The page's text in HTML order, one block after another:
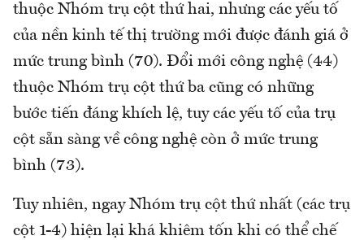
thuộc Nhóm trụ cột thứ hai, nhưng các yếu tố
của nền kinh tế thị trường mới được đánh giá ở
mức trung bình (70). Đổi mới công nghệ (44)
thuộc Nhóm trụ cột thứ ba cũng có những
bước tiến đáng khích lệ, tuy các yếu tố của trụ
cột sẵn sàng về công nghệ còn ở mức trung
bình (73).
Tuy nhiên, ngay Nhóm trụ cột thứ nhất (các trụ
cột 1-4) hiện lại khá khiêm tốn khi có thể chế